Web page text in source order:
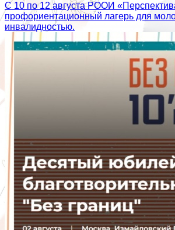
С 10 по 12 августа РООИ
профориентационный лагерь для
инвалидностью.